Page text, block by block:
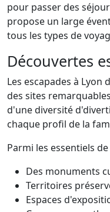
pour passer des
propose un large
tous les types de
Découvertes
Les escapades à
des sites
d'une diversité
chaque profil de la
Parmi les essentiels
Des monuments
Territoires
Espaces